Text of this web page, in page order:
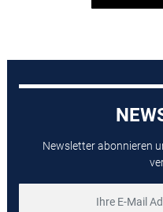
Newsletter abonnieren